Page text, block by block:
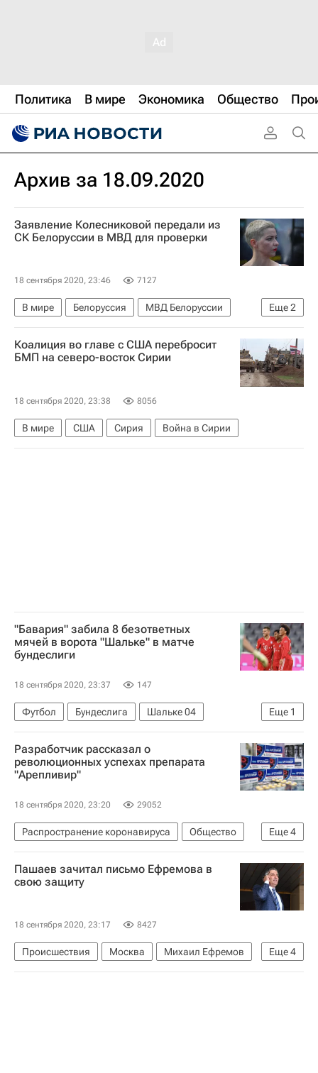
Политика В мире Экономика Общество
Архив за 18.09.2020
Заявление Колесниковой передали из
СК Белоруссии в МВД для проверки
18 сентября 2020, 23:46 7127
Еще2
В мире Белоруссия
МВД Белоруссии
Виктор Бабарико
Мария Колесникова
Коалиция во главе с США перебросит
БМП на северо-восток Сирии
18 сентября 2020, 23:38 8056
В мире США Сирия Война в Сирии
"Бавария" забила 8 безответных
мячей в ворота "Шальке" в матче
бундеслиги
18 сентября 2020, 23:37 147
Еще 1
Футбол Бундеслига
Шальке 04
Бавария
Разработчик рассказал о
революционных успехах препарата
"Арепливир"
18 сентября 2020, 23:20 29052
Еще4
Распространение коронавируса
Общество
Здоровье - Общество
Россия
Коронавирус COVID-19
Пашаев зачитал письмо Ефремова в
свою защиту
18 сентября 2020, 23:17 8427
Еще4
Происшествия Москва
Михаил Ефремов
Россия
ДТП с участием Михаила Ефремова